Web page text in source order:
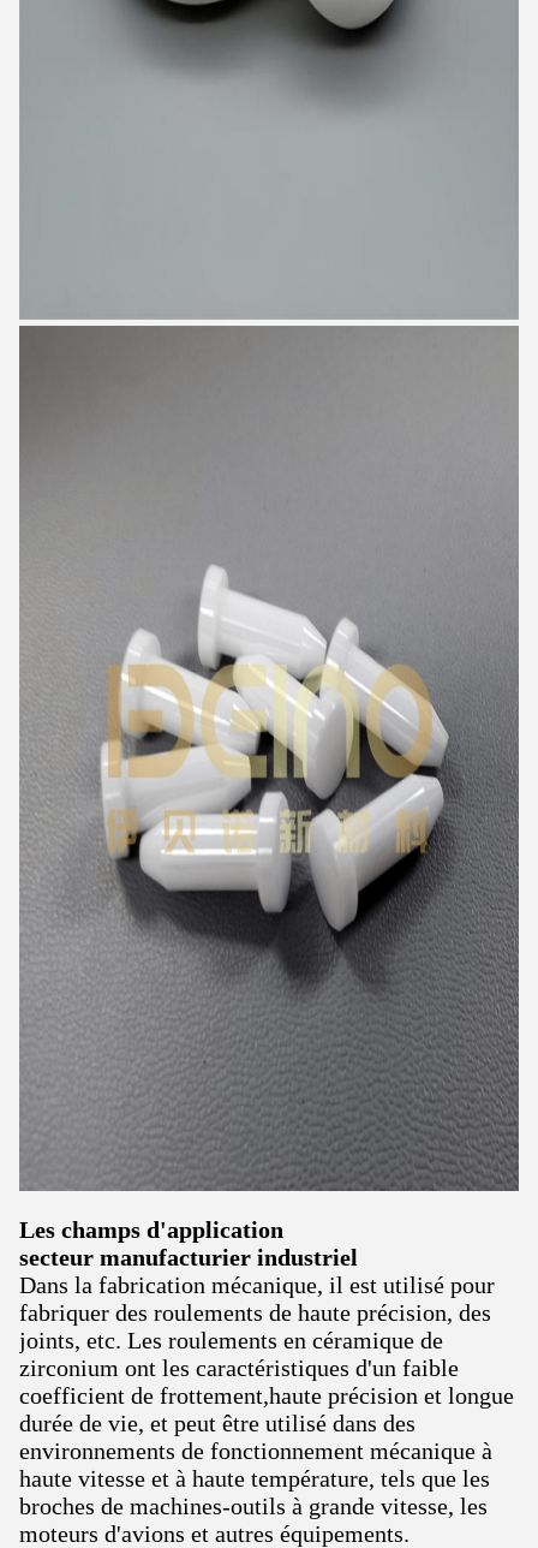
Les champs d'application
secteur manufacturier industriel
Dans la fabrication mécanique, il est utilisé pour
fabriquer des roulements de haute précision, des
joints, etc. Les roulements en céramique de
zirconium ont les caractéristiques d'un faible
coefficient de frottement,haute précision et longue
durée de vie, et peut être utilisé dans des
environnements de fonctionnement mécanique à
haute vitesse et à haute température, tels que les
broches de machines-outils à grande vitesse, les
moteurs d'avions et autres équipements.